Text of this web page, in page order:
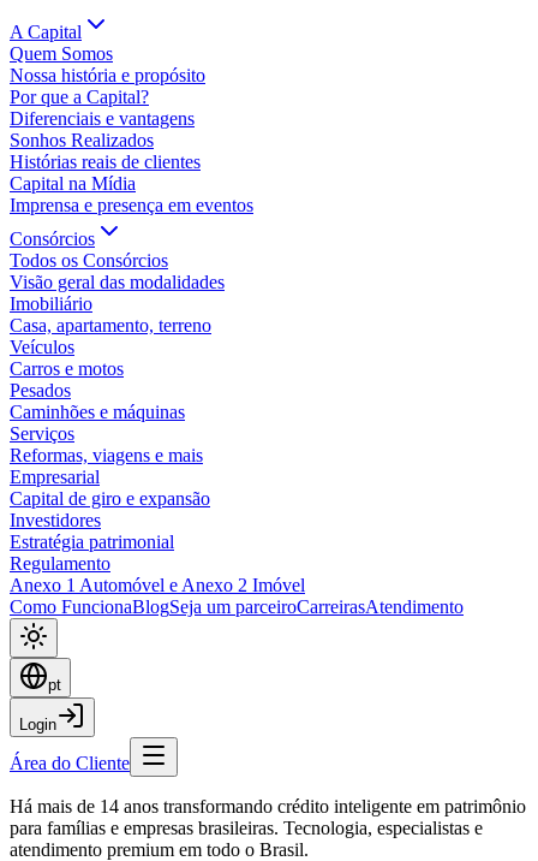
A Capital
Quem Somos
Nossa história e propósito
Por que a Capital?
Diferenciais e vantagens
Sonhos Realizados
Histórias reais de clientes
Capital na Mídia
Imprensa e presença em eventos
Consórcios
Todos os Consórcios
Visão geral das modalidades
Imobiliário
Casa, apartamento, terreno
Veículos
Carros e motos
Pesados
Caminhões e máquinas
Serviços
Reformas, viagens e mais
Empresarial
Capital de giro e expansão
Investidores
Estratégia patrimonial
Regulamento
Anexo 1 Automóvel e Anexo 2 Imóvel
Como FuncionaBlogSeja um parceiroCarreirasAtendimento
pt
Login
Área do Cliente
Há mais de 14 anos transformando crédito inteligente em patrimônio
para famílias e empresas brasileiras. Tecnologia, especialistas e
atendimento premium em todo o Brasil.